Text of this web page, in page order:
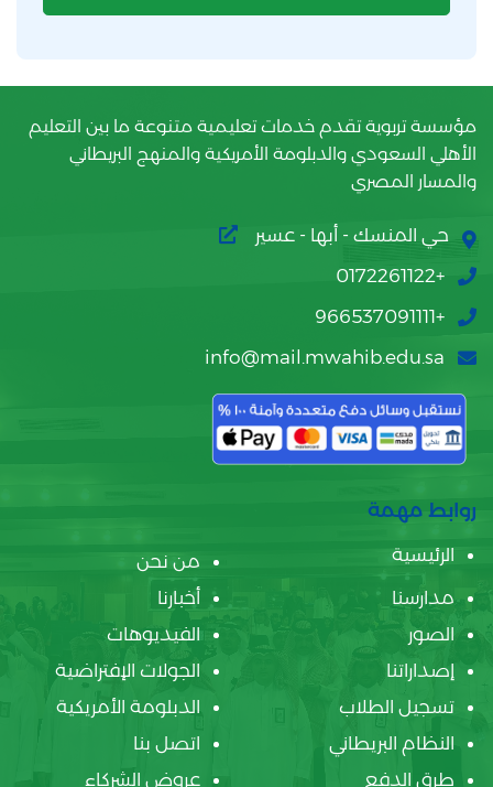
مؤسسة تربوية تقدم خدمات تعليمية متنوعة ما بين التعليم
الأهلي السعودي والدبلومة الأمريكية والمنهج البريطاني
والمسار المصري
حي المنسك - أبها - عسير
+0172261122
+966537091111
info@mail.mwahib.edu.sa
روابط مهمة
الرئيسية
من نحن
مدارسنا
أخبارنا
الصور
الفيديوهات
إصداراتنا
الجولات الإفتراضية
تسجيل الطلاب
الدبلومة الأمريكية
النظام البريطاني
اتصل بنا
طرق الدفع
عروض الشركاء